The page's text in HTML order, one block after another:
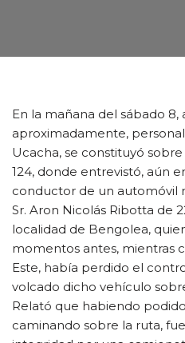
En la mañana del sábado 8,
aproximadamente,
Ucacha, se constituyó sobre
124, donde entrevistó, aún
conductor de un automóvil
Sr. Aron Nicolás Ribotta de
localidad de Bengolea,
momentos antes, mientras
Este, había perdido el
volcado dicho vehículo
Relató que habiendo
caminando sobre la ruta,